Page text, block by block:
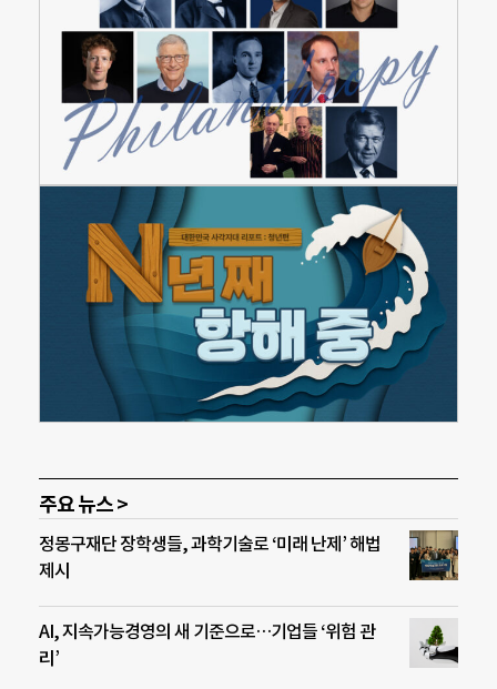
주요 뉴스 >
정몽구재단 장학생들, 과학기술로 ‘미래 난제’ 해법
제시
AI, 지속가능경영의 새 기준으로…기업들 ‘위험 관
리’